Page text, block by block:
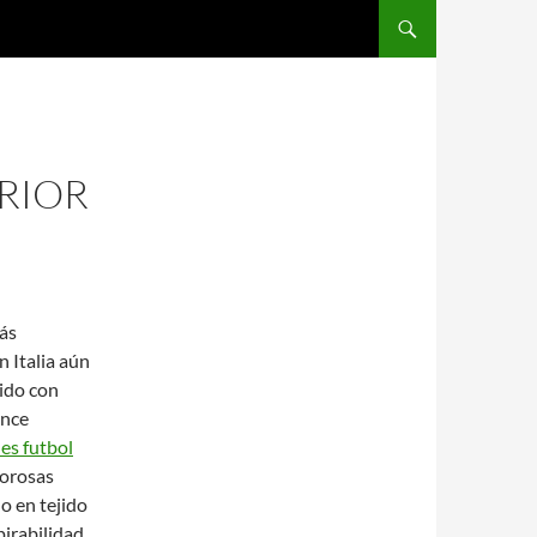
Italia aún
con
futbol
en tejido